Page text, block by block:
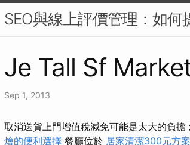
SEO與線上評價管理：如
Je Tall Sf
Sep 1, 2013
取消送貨上門增值稅減免可能是太大的負擔
燴的便利選擇 餐廳位於 居家清潔300元方案